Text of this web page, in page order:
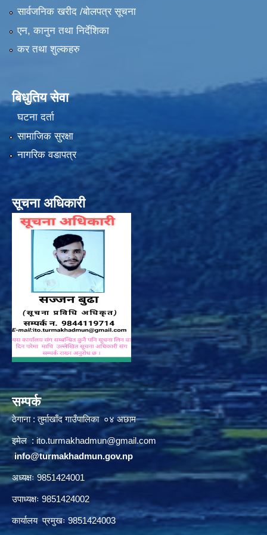
सार्वजनिक खरीद /बोलपत्र सूचना
एन, कानुन तथा निर्देशिका
कर तथा शुल्कहरु
बिधुतिय सेवा
घटना दर्ता
सामाजिक सुरक्षा
नागरिक वडापत्र
सूचना अधिकारी
सम्पर्क
ठेगाना : तुर्माखाँद गाउँपालिका ०४ अछाम
इमेल : ito.turmakhadmun@gmail.com
/info@turmakhadmun.gov.np
अध्यक्षः 9851424001
उपाध्यक्षः 9851424002
कार्यालय प्रमुखः 9851424003